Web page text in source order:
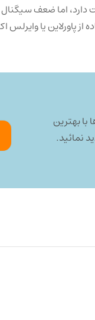
اما ضعف سیگنال
پاورلاین یا وایرلس
با بهترین
نمائید.